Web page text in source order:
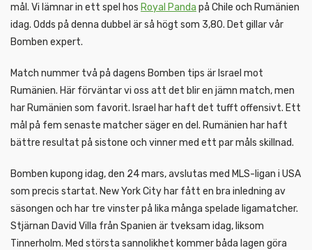
mål. Vi lämnar in ett spel hos Royal Panda på Chile och Rumänien
idag. Odds på denna dubbel är så högt som 3,80. Det gillar vår
Bomben expert.
Match nummer två på dagens Bomben tips är Israel mot
Rumänien. Här förväntar vi oss att det blir en jämn match, men
har Rumänien som favorit. Israel har haft det tufft offensivt. Ett
mål på fem senaste matcher säger en del. Rumänien har haft
bättre resultat på sistone och vinner med ett par måls skillnad.
Bomben kupong idag, den 24 mars, avslutas med MLS-ligan i USA
som precis startat. New York City har fått en bra inledning av
säsongen och har tre vinster på lika många spelade ligamatcher.
Stjärnan David Villa från Spanien är tveksam idag, liksom
Tinnerholm. Med största sannolikhet kommer båda lagen göra